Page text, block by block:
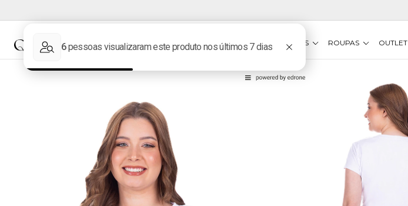
NOVIDADES MARCAS VESTIDOS ROUPAS OUTLET